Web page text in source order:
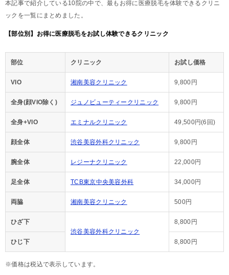
本記事で紹介している10院の中で、最もお得に医療脱毛を体験できるクリニ
ックを一覧にまとめました。
【部位別】お得に医療脱毛をお試し体験できるクリニック
部位 クリニック お試し価格
VIO 湘南美容クリニック 9,800円
全身(顔VIO除く) ジュノビューティークリニック 9,800円
全身+VIO エミナルクリニック 49,500円(6回)
顔全体 渋谷美容外科クリニック 9,800円
腕全体 レジーナクリニック 22,000円
足全体 TCB東京中央美容外科 34,000円
両脇 湘南美容クリニック 500円
ひざ下
渋谷美容外科クリニック
8,800円
ひじ下 8,800円
※価格は税込で表示しています。